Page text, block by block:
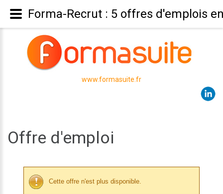
www.formasuite.fr
Offre d'emploi
Cette offre n'est plus disponible.
Forma-Recrut : 5 offres d'emplois